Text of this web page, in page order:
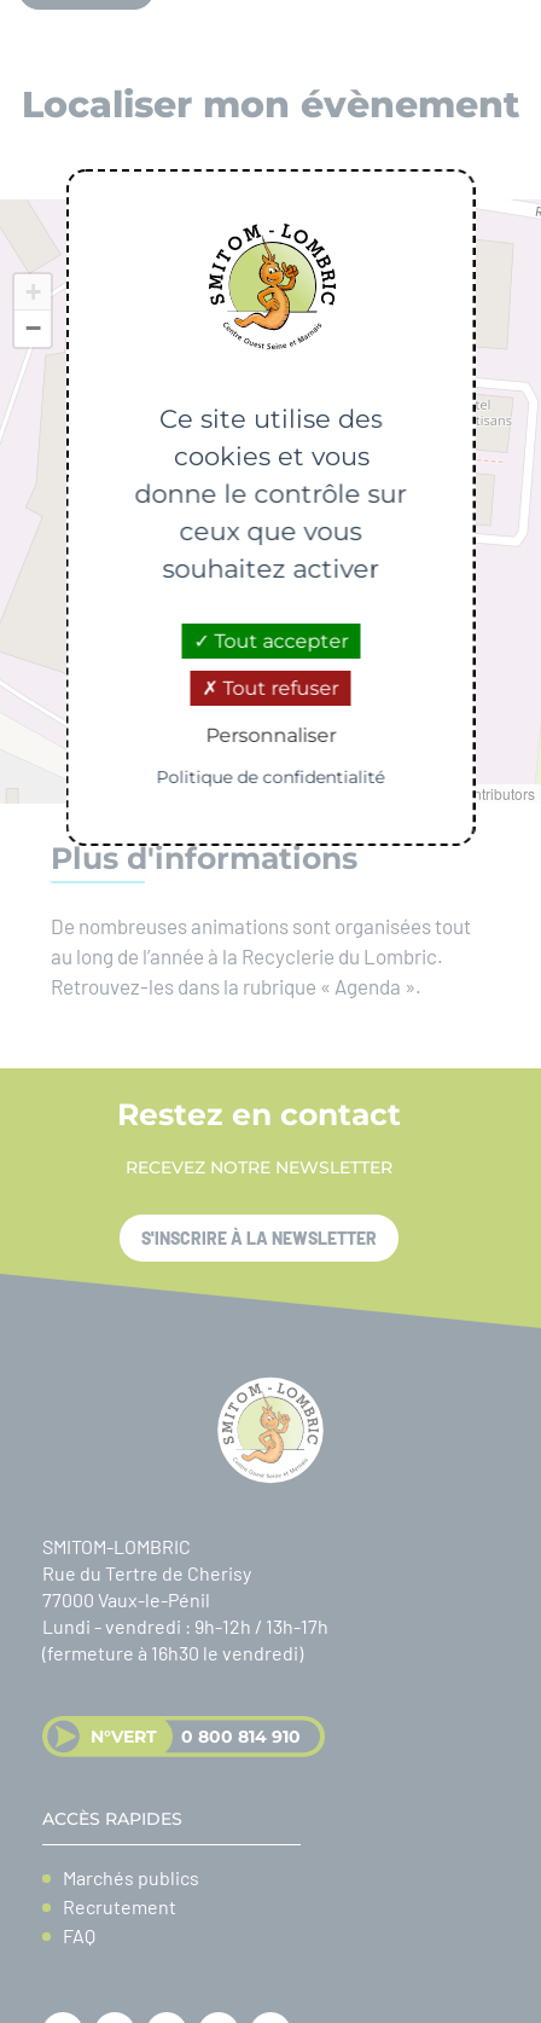
Localiser mon évènement
+
−
contributors
Plus d'informations
De nombreuses animations sont organisées tout
au long de l’année à la Recyclerie du Lombric.
Retrouvez-les dans la rubrique « Agenda ».
SMITOM-LOMBRIC
Rue du Tertre de Cherisy
77000 Vaux-le-Pénil
Lundi - vendredi : 9h-12h / 13h-17h
(fermeture à 16h30 le vendredi)
N°VERT 0 800 814 910
ACCÈS RAPIDES
Marchés publics
Recrutement
FAQ
Restez en contact
RECEVEZ NOTRE NEWSLETTER
S'INSCRIRE À LA NEWSLETTER
Ce site utilise des
cookies et vous
donne le contrôle sur
ceux que vous
souhaitez activer
Tout accepter
Tout refuser
Personnaliser
Politique de confidentialité